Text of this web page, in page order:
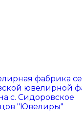
фабрика
ювелирной
с. Сидоровское
"Ювелиры"